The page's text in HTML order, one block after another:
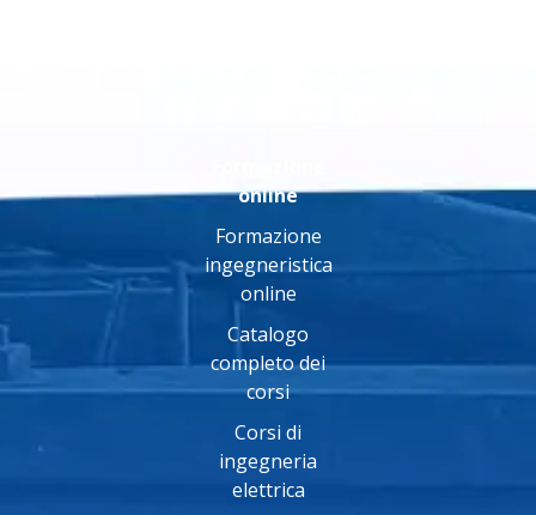
online
Formazione
ingegneristica
online
Catalogo
completo dei
corsi
Corsi di
ingegneria
elettrica